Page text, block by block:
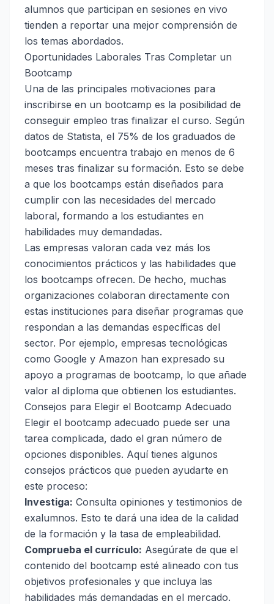
alumnos que participan en sesiones en vivo
tienden a reportar una mejor comprensión de
los temas abordados.
Oportunidades Laborales Tras Completar un
Bootcamp
Una de las principales motivaciones para
inscribirse en un bootcamp es la posibilidad de
conseguir empleo tras finalizar el curso. Según
datos de Statista, el 75% de los graduados de
bootcamps encuentra trabajo en menos de 6
meses tras finalizar su formación. Esto se debe
a que los bootcamps están diseñados para
cumplir con las necesidades del mercado
laboral, formando a los estudiantes en
habilidades muy demandadas.
Las empresas valoran cada vez más los
conocimientos prácticos y las habilidades que
los bootcamps ofrecen. De hecho, muchas
organizaciones colaboran directamente con
estas instituciones para diseñar programas que
respondan a las demandas específicas del
sector. Por ejemplo, empresas tecnológicas
como Google y Amazon han expresado su
apoyo a programas de bootcamp, lo que añade
valor al diploma que obtienen los estudiantes.
Consejos para Elegir el Bootcamp Adecuado
Elegir el bootcamp adecuado puede ser una
tarea complicada, dado el gran número de
opciones disponibles. Aquí tienes algunos
consejos prácticos que pueden ayudarte en
este proceso:
Investiga: Consulta opiniones y testimonios de
exalumnos. Esto te dará una idea de la calidad
de la formación y la tasa de empleabilidad.
Comprueba el currículo: Asegúrate de que el
contenido del bootcamp esté alineado con tus
objetivos profesionales y que incluya las
habilidades más demandadas en el mercado.